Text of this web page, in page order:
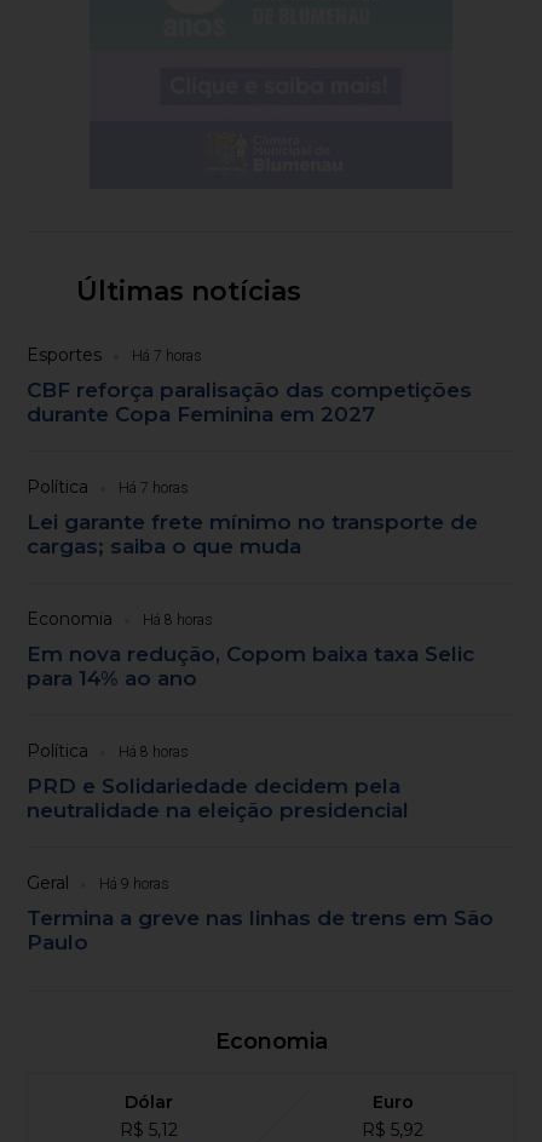
Últimas notícias
Esportes Há 7 horas
CBF reforça paralisação das competições
durante Copa Feminina em 2027
Política Há 7 horas
Lei garante frete mínimo no transporte de
cargas; saiba o que muda
Economia Há 8 horas
Em nova redução, Copom baixa taxa Selic
para 14% ao ano
Política Há 8 horas
PRD e Solidariedade decidem pela
neutralidade na eleição presidencial
Geral Há 9 horas
Termina a greve nas linhas de trens em São
Paulo
Economia
Dólar
R$ 5,12
Euro
R$ 5,92